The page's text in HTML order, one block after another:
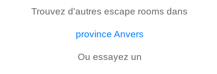
Trouvez d'autres escape rooms dans
province Anvers
Ou essayez un